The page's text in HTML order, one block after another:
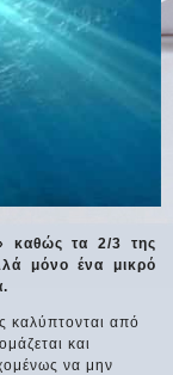
καθώς τα 2/3 της
μόνο ένα μικρό
καλύπτονται από
και
να μην